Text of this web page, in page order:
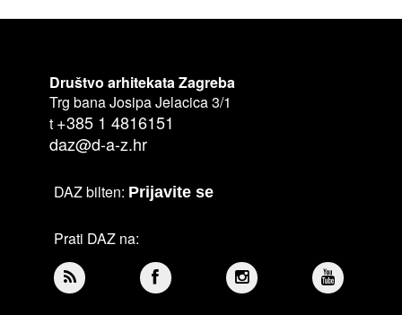
Društvo arhitekata Zagreba
Trg bana Josipa Jelacica 3/1
t +385 1 4816151
daz@d-a-z.hr
DAZ bilten: Prijavite se
Prati DAZ na: